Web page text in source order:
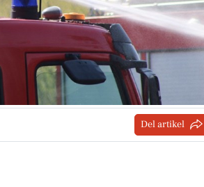
Del artikel